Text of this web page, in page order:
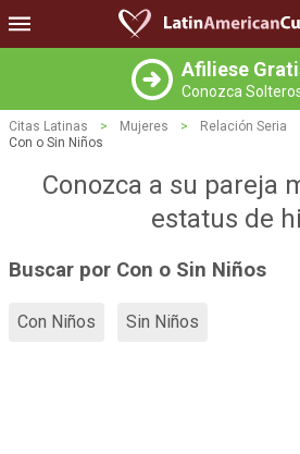
Afiliese
Conozca
Citas Latinas > Mujeres > Relación Seria
Con o Sin Niños
Conozca a su pareja
estatus de
Buscar por Con o Sin Niños
Con Niños Sin Niños